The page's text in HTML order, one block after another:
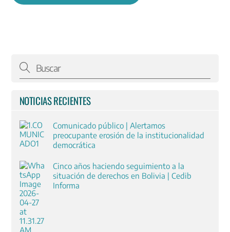
NOTICIAS RECIENTES
Comunicado público | Alertamos
preocupante erosión de la institucionalidad
democrática
Cinco años haciendo seguimiento a la
situación de derechos en Bolivia | Cedib
Informa